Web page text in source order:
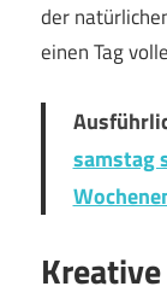
der
einen Tag
samstag